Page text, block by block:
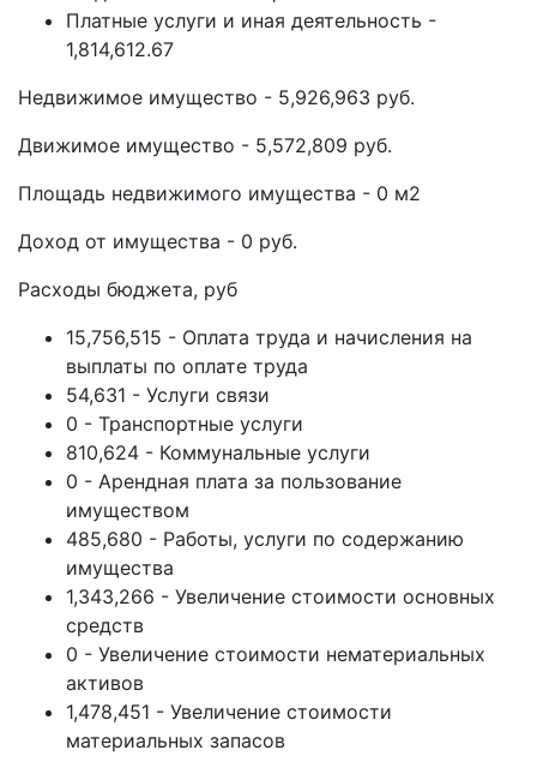
Платные услуги и иная деятельность -
1,814,612.67
Недвижимое имущество - 5,926,963 руб.
Движимое имущество - 5,572,809 руб.
Площадь недвижимого имущества - 0 м2
Доход от имущества - 0 руб.
Расходы бюджета, руб
15,756,515 - Оплата труда и начисления на
выплаты по оплате труда
54,631 - Услуги связи
0 - Транспортные услуги
810,624 - Коммунальные услуги
0 - Арендная плата за пользование
имуществом
485,680 - Работы, услуги по содержанию
имущества
1,343,266 - Увеличение стоимости основных
средств
0 - Увеличение стоимости нематериальных
активов
1,478,451 - Увеличение стоимости
материальных запасов